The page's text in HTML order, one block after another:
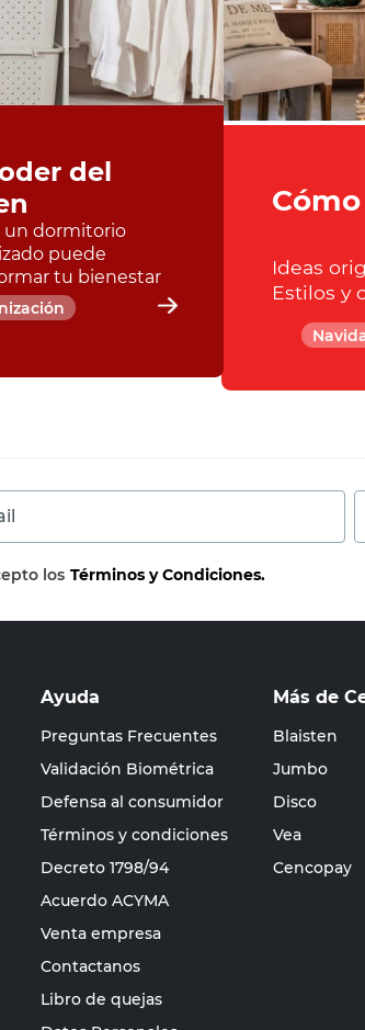
del
un dormitorio
puede
tu bienestar
Ideas
Estilos y
los Términos y Condiciones.
Ayuda
Preguntas Frecuentes
Validación Biométrica
Defensa al consumidor
Términos y condiciones
Decreto 1798/94
Acuerdo ACYMA
Venta empresa
Contactanos
Libro de quejas
Más de
Blaisten
Jumbo
Disco
Vea
Cencopay